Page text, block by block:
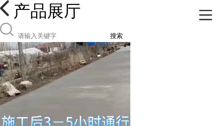
产品展厅
搜索